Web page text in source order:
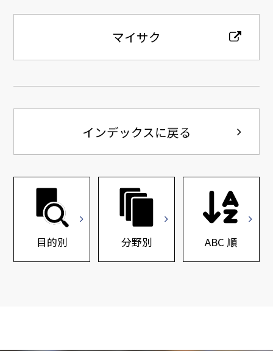
マイサク
インデックスに戻る
目的別 分野別 ABC 順